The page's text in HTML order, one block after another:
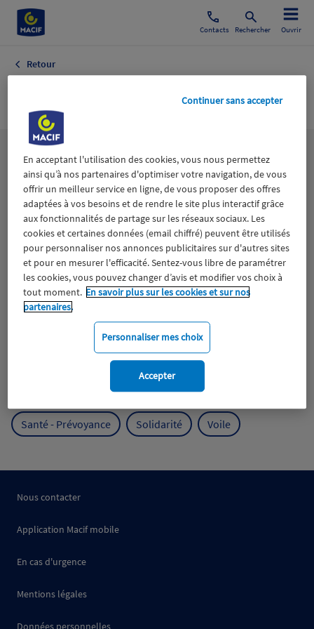
Contacts Rechercher Ouvrir
Retour
VOILE MAGAZINE
Lesthématiques
Aidants Catastrophes naturelles Climat
ESS
Expérience clients Fondation Macif Jeunesse
Mobilité
Protection de l'environnement
Protection des océans Prévention
Santé - Prévoyance Solidarité Voile
Nous contacter
Application Macif mobile
En cas d'urgence
Mentions légales
Données personnelles
En acceptant l'utilisation des cookies, vous nous permettez
ainsi qu’à nos partenaires d'optimiser votre navigation, de vous
offrir un meilleur service en ligne, de vous proposer des offres
adaptées à vos besoins et de rendre le site plus interactif grâce
aux fonctionnalités de partage sur les réseaux sociaux. Les
cookies et certaines données (email chiffré) peuvent être utilisés
pour personnaliser nos annonces publicitaires sur d'autres sites
et pour en mesurer l'efficacité. Sentez-vous libre de paramétrer
les cookies, vous pouvez changer d’avis et modifier vos choix à
tout moment. En savoir plus sur les cookies et sur nos
partenaires.
Personnaliser mes choix
Continuer sans accepter
Accepter